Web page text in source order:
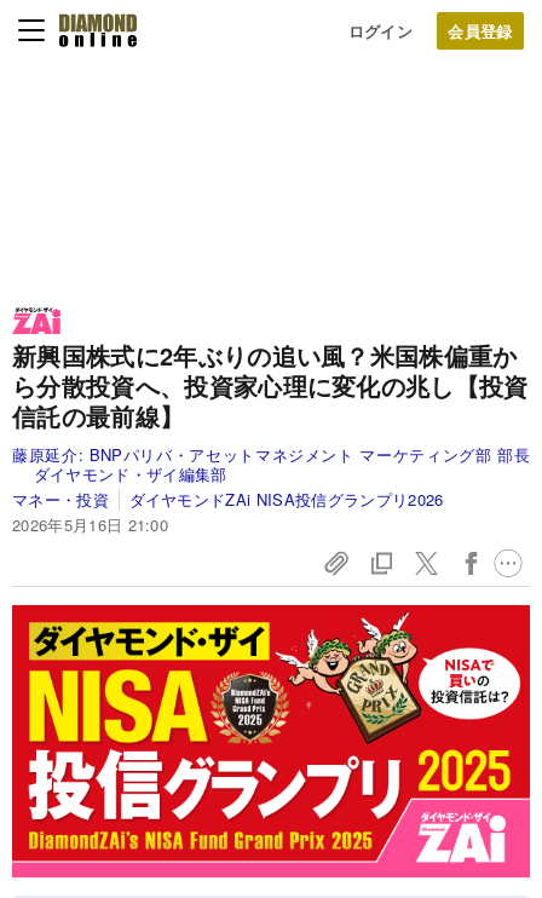
ログイン
新興国株式に2年ぶりの追い風？米国株偏重か
ら分散投資へ、投資家心理に変化の兆し【投資
信託の最前線】
藤原延介: BNPパリバ・アセットマネジメント マーケティング部 部長
ダイヤモンド・ザイ編集部
マネー・投資
ダイヤモンドZAi NISA投信グランプリ2026
2026年5月16日 21:00